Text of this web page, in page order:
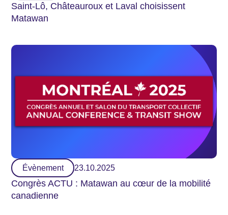
Saint-Lô, Châteauroux et Laval choisissent
Matawan
Évènement 23.10.2025
Congrès ACTU : Matawan au cœur de la mobilité
canadienne